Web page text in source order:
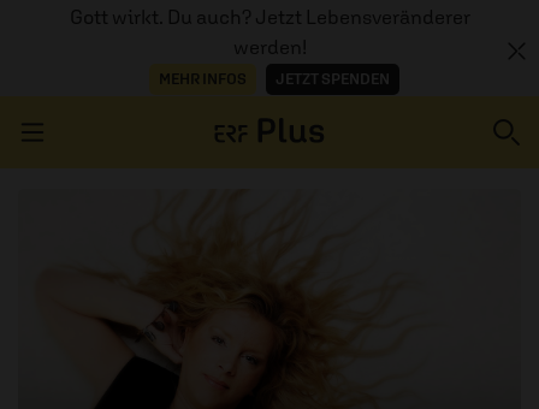
Gott wirkt. Du auch? Jetzt Lebensveränderer
werden!
MEHR INFOS JETZT SPENDEN
AUDIOTHEK
PROGRAMM